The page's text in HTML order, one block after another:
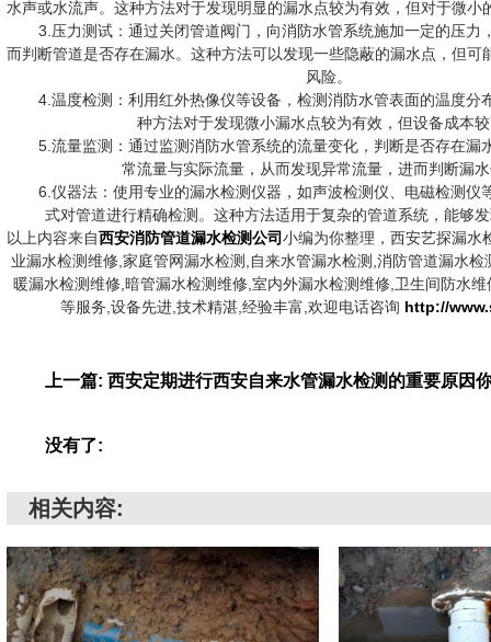
水声或水流声。这种方法对于发现明显的漏水点较为有效，但对于微小
3.压力测试：通过关闭管道阀门，向消防水管系统施加一定的压力
而判断管道是否存在漏水。这种方法可以发现一些隐蔽的漏水点，但可
风险。
4.温度检测：利用红外热像仪等设备，检测消防水管表面的温度分
种方法对于发现微小漏水点较为有效，但设备成本
5.流量监测：通过监测消防水管系统的流量变化，判断是否存在漏
常流量与实际流量，从而发现异常流量，进而判断漏
6.仪器法：使用专业的漏水检测仪器，如声波检测仪、电磁检测仪
式对管道进行精确检测。这种方法适用于复杂的管道系统，能够
以上内容来自西安消防管道漏水检测公司小编为你整理，西安艺探漏水
业漏水检测维修,家庭管网漏水检测,自来水管漏水检测,消防管道漏水
暖漏水检测维修,暗管漏水检测维修,室内外漏水检测维修,卫生间防水
等服务,设备先进,技术精湛,经验丰富,欢迎电话咨询 http://
上一篇: 西安定期进行西安自来水管漏水检测的重要原因
没有了:
相关内容: